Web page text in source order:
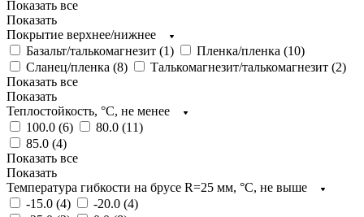
Показать все
Показать
Покрытие верхнее/нижнее
Базальт/талькомагнезит (1) Пленка/пленка (10)
Сланец/пленка (8) Талькомагнезит/талькомагнезит (2)
Показать все
Показать
Теплостойкость, °C, не менее
100.0 (6) 80.0 (11)
85.0 (4)
Показать все
Показать
Температура гибкости на брусе R=25 мм, °C, не выше
-15.0 (4) -20.0 (4)